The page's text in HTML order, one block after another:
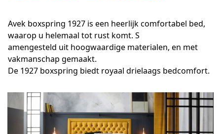
Avek boxspring 1927 is een heerlijk comfortabel bed,
waarop u helemaal tot rust komt. S
amengesteld uit hoogwaardige materialen, en met
vakmanschap gemaakt.
De 1927 boxspring biedt royaal drielaags bedcomfort.